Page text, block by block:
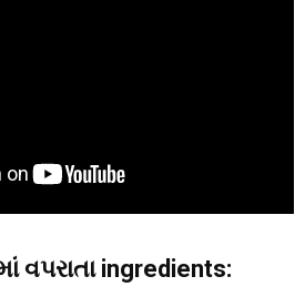
વપરાતા ingredients: